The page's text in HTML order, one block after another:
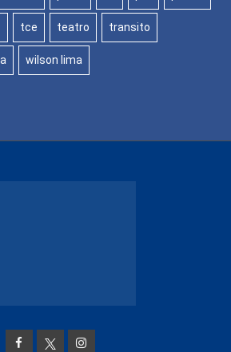
tce teatro transito
wilson lima